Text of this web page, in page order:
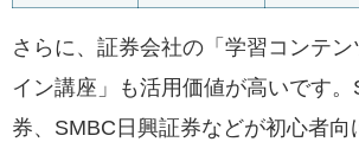
さらに、証券会社の「学習コンテン
イン講座」も活用価値が高いです
券、SMBC日興証券などが初心者向